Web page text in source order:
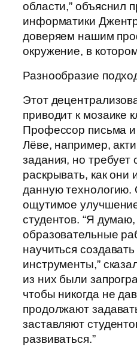
области,” объяснил
информатики
доверяем нашим
окружение, в
Разнообразие
Этот
приводит к мозаике
Профессор письма
Лёве, например,
задания, но требует
раскрывать, как они
данную технологию.
ощутимое
студентов. “Я думаю,
образовательные
научиться
инструменты,”
из них были
чтобы никогда не
продолжают
заставляют
развиваться.”